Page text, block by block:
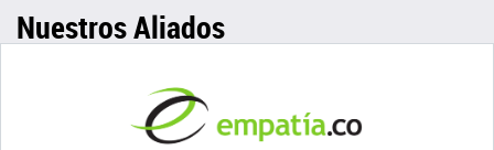
Nuestros Aliados